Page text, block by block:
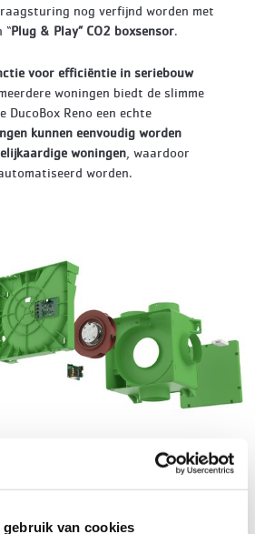
gebruik van cookies
nog verfijnd worden met
“Plug & Play” CO2 boxsensor.
voor efficiëntie in seriebouw
woningen biedt de slimme
DucoBox Reno een echte
kunnen eenvoudig worden
woningen , waardoor
worden.
draait alles om efficiëntie. De
is eenvoudig, en de